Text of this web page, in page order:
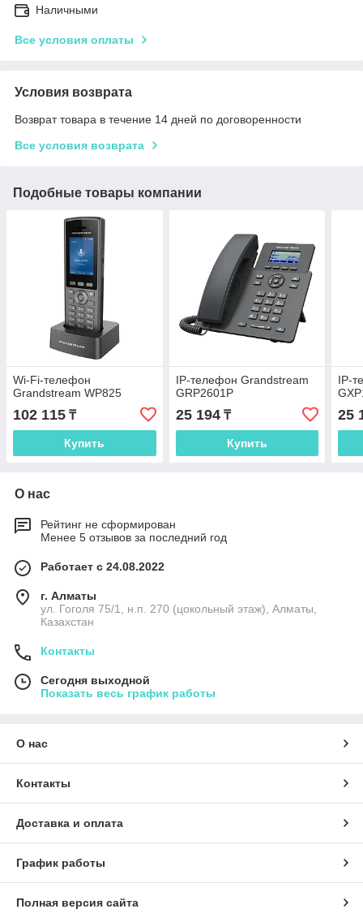
Наличными
Все условия оплаты
Условия возврата
Возврат товара в течение 14 дней по договоренности
Все условия возврата
Подобные товары компании
Wi-Fi-телефон
Grandstream WP825
102 115 ₸
Купить
IP-телефон Grandstream
GRP2601P
25 194₸
Купить
IP-
25
О нас
Рейтинг не сформирован
Менее 5 отзывов за последний год
Работает с 24.08.2022
г. Алматы
ул. Гоголя 75/1, н.п. 270 (цокольный этаж), Алматы,
Казахстан
Контакты
Сегодня выходной
Показать весь график работы
О нас
Контакты
Доставка и оплата
График работы
Полная версия сайта